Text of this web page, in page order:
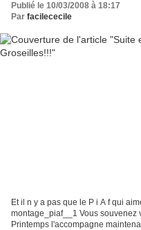
Publié le 10/03/2008 à 18:17
Par facilececile
Et il n y a pas que le P i A f qui
montage_piaf__1 Vous souvenez
Printemps l'accompagne